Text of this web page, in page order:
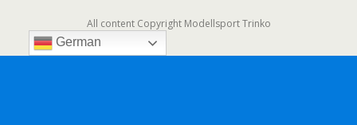
All content Copyright Modellsport Trinko
German